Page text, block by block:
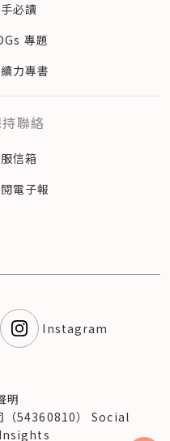
必讀
專題
力專書
聯絡
信箱
電子報
Instagram
明
（54360810） Social